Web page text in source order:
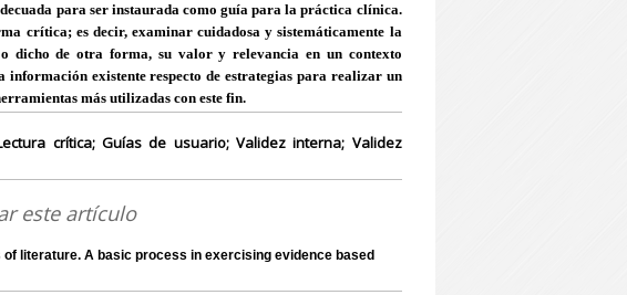
para ser instaurada como guía para la práctica clínica.
crítica; es decir, examinar cuidadosa y sistemáticamente la
dicho de otra forma, su valor y relevancia en un contexto
existente respecto de estrategias para realizar un
más utilizadas con este fin.
crítica; Guías de usuario; Validez interna; Validez
este artículo
literature. A basic process in exercising evidence based